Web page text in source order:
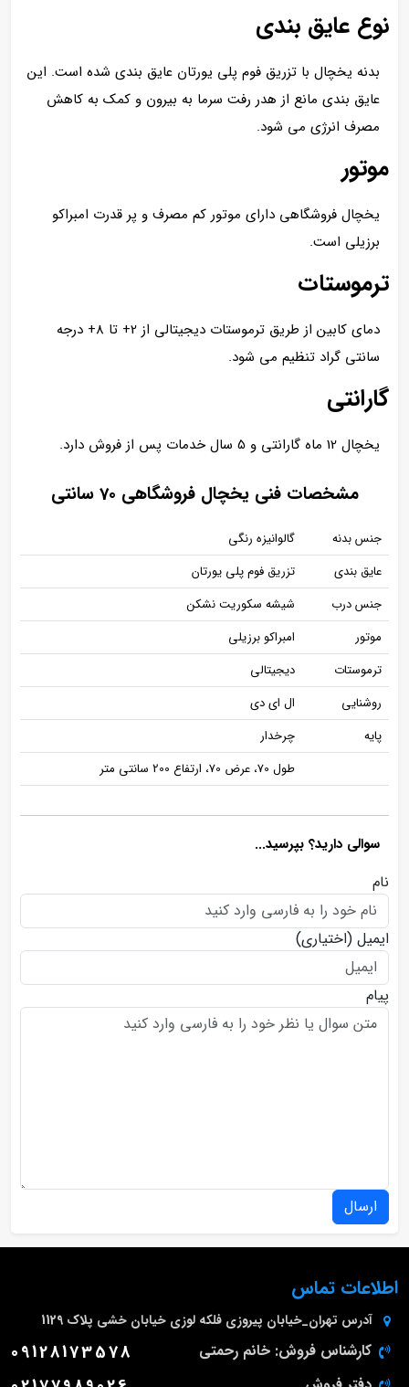
نوع عایق بندی
بدنه یخچال با تزریق فوم پلی یورتان عایق بندی شده است. این
عایق بندی مانع از هدر رفت سرما به بیرون و کمک به کاهش
مصرف انرژی می شود.
موتور
یخچال فروشگاهی دارای موتور کم مصرف و پر قدرت امبراکو
برزیلی است.
ترموستات
دمای کابین از طریق ترموستات دیجیتالی از 2+ تا 8+ درجه
سانتی گراد تنظیم می شود.
گارانتی
یخچال 12 ماه گارانتی و 5 سال خدمات پس از فروش دارد.
مشخصات فنی یخچال فروشگاهی 70 سانتی
جنس بدنه
گالوانیزه رنگی
عایق بندی
تزریق فوم پلی یورتان
جنس درب
شیشه سکوریت نشکن
موتور
امبراکو برزیلی
ترموستات
دیجیتالی
روشنایی
ال ای دی
پایه
چرخدار
طول 70، عرض 70، ارتفاع 200 سانتی متر
سوالی دارید؟ بپرسید...
نام
ایمیل (اختیاری)
پیام
ارسال
اطلاعات تماس
آدرس تهران_خیابان پیروزی فلکه لوزی خیابان خشی پلاک 1129
کارشناس فروش: خانم رحمتی 09128173578